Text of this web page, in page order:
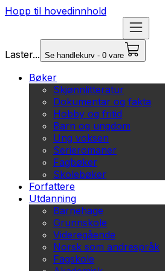
Hopp til hovedinnhold
Laster... Se handlekurv - 0 vare
Bøker
Skjønnlitteratur
Dokumentar og fakta
Hobby og fritid
Barn og ungdom
Ung voksen
Serieromaner
Fagbøker
Skolebøker
Forfattere
Utdanning
Barnehage
Grunnskole
Videregående
Norsk som andrespråk
Fagskole